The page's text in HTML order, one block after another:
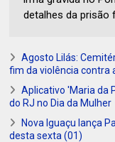
detalhes da prisão
Agosto Lilás:
fim da violência contra
Aplicativo 'Maria da
do RJ no Dia da Mulher
Nova Iguaçu lança
desta sexta (01)